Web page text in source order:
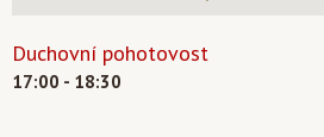
Duchovní pohotovost
17:00 - 18:30